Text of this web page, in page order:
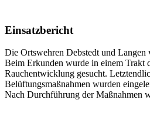
Einsatzbericht
Die Ortswehren Debstedt und
Beim Erkunden wurde in einem Trakt
Rauchentwicklung gesucht.
Belüftungsmaßnahmen wurden
Nach Durchführung der Maßnahmen